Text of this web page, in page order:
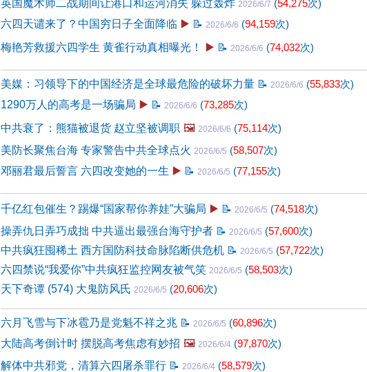
英国魔术师二战期间让港口和运河消失 躲过轰炸 2026/6/7 (54,275次)
六四天谴来了？中国穷日子全面降临 ▶️ 📝 2026/6/6 (94,159次)
梅艳芳救援六四学生 黄雀行动真相曝光！
▶️ 📝 2026/6/6 (74,032次)
美媒：习领导下的中国经济是全球最危险的破坏力量 📝 2026/6/6 (55,833次)
1290万人的高考是一场骗局 ▶️ 📝 2026/6/6 (73,285次)
中共衰了：熊猫被退货 赵立坚被调职 🖼️ 2026/6/6 (75,114次)
美防长聚焦台海 专家警告中共全球点火 2026/6/5 (58,507次)
邓丽君最后誓言 六四改变她的一生 ▶️ 📝 2026/6/5 (77,155次)
千亿红包催生？踢爆“国家帮你养娃”大骗局 ▶️ 📝 2026/6/5 (74,518次)
操弄仇日弄巧成拙 中共逼出最强台海守护者 📝 2026/6/5 (57,600次)
中共疯狂囤稀土 西方国防科技命脉陷断供危机 📝 2026/6/5 (57,722次)
六四禁说“我爱你”中共疯狂监控网友被气笑 2026/6/5 (58,503次)
天下奇谭 (574) 大鬼防风氏 2026/6/5 (20,606次)
六月飞雪与下冰雹乃是党魁不祥之兆 📝 2026/6/5 (60,896次)
大陆高考倒计时 摆脱高考焦虑有妙招 🖼️ 2026/6/4 (97,870次)
解体中共邪党，清算六四屠杀罪行 📝 2026/6/4 (58,579次)